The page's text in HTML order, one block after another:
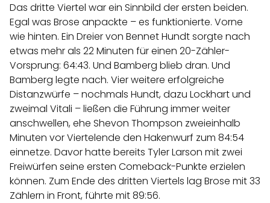
Das dritte Viertel war ein Sinnbild der ersten beiden.
Egal was Brose anpackte – es funktionierte. Vorne
wie hinten. Ein Dreier von Bennet Hundt sorgte nach
etwas mehr als 22 Minuten für einen 20-Zähler-
Vorsprung: 64:43. Und Bamberg blieb dran. Und
Bamberg legte nach. Vier weitere erfolgreiche
Distanzwürfe – nochmals Hundt, dazu Lockhart und
zweimal Vitali – ließen die Führung immer weiter
anschwellen, ehe Shevon Thompson zweieinhalb
Minuten vor Viertelende den Hakenwurf zum 84:54
einnetze. Davor hatte bereits Tyler Larson mit zwei
Freiwürfen seine ersten Comeback-Punkte erzielen
können. Zum Ende des dritten Viertels lag Brose mit 33
Zählern in Front, führte mit 89:56.